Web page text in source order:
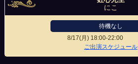
にこ
待機なし
8/17(月) 18:00-22:00
ご出演スケジュール